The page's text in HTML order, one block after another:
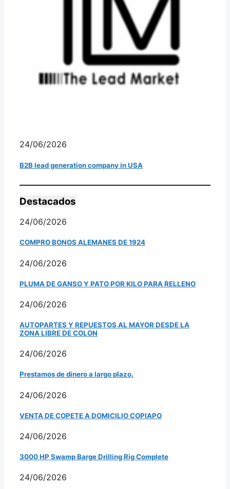
24/06/2026
B2B lead generation company in USA
Destacados
24/06/2026
COMPRO BONOS ALEMANES DE 1924
24/06/2026
PLUMA DE GANSO Y PATO POR KILO PARA RELLENO
24/06/2026
AUTOPARTES Y REPUESTOS AL MAYOR DESDE LA
ZONA LIBRE DE COLON
24/06/2026
Prestamos de dinero a largo plazo.
24/06/2026
VENTA DE COPETE A DOMICILIO COPIAPO
24/06/2026
3000 HP Swamp Barge Drilling Rig Complete
24/06/2026